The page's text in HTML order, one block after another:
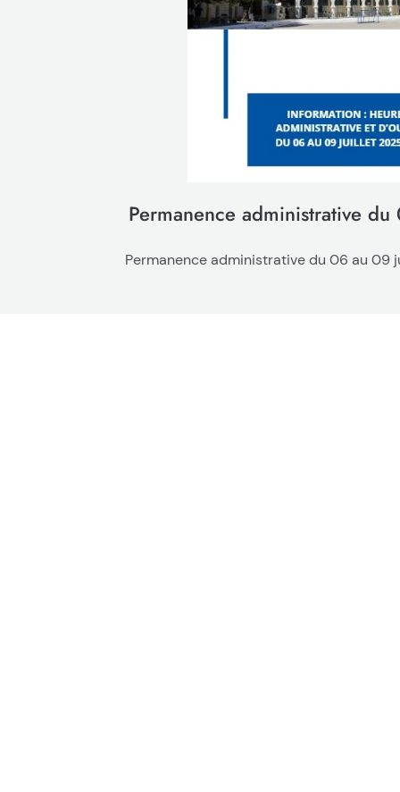
Permanence administrative
Permanence administrative du 06 au 09